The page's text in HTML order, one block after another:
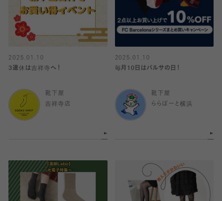
2025.01.10
3連休は吉祥寺へ！
靴下屋
吉祥寺店
2025.01.10
毎月10日はバルサの日！
靴下屋
ららぽーと横浜